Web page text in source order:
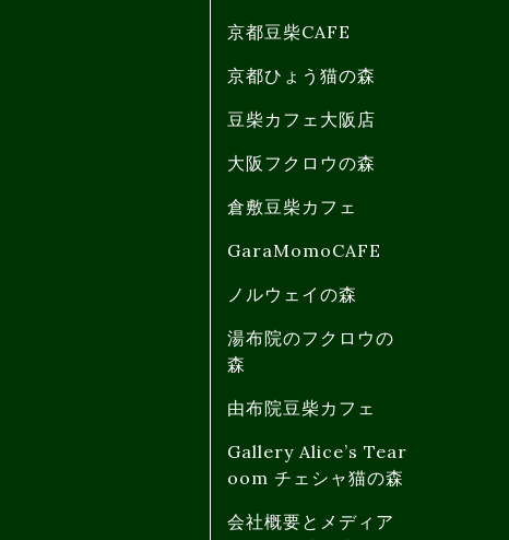
京都豆柴CAFE
京都ひょう猫の森
豆柴カフェ大阪店
大阪フクロウの森
倉敷豆柴カフェ
GaraMomoCAFE
ノルウェイの森
湯布院のフクロウの
森
由布院豆柴カフェ
Gallery Alice’s Tear
oom チェシャ猫の森
会社概要とメディア